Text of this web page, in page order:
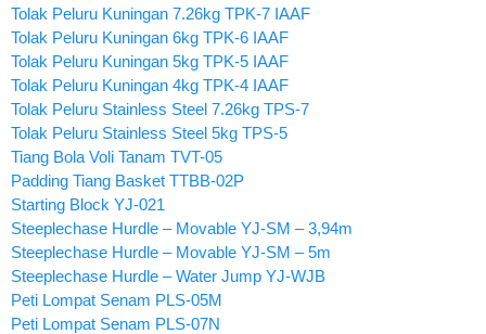
Tolak Peluru Kuningan 7.26kg TPK-7 IAAF
Tolak Peluru Kuningan 6kg TPK-6 IAAF
Tolak Peluru Kuningan 5kg TPK-5 IAAF
Tolak Peluru Kuningan 4kg TPK-4 IAAF
Tolak Peluru Stainless Steel 7.26kg TPS-7
Tolak Peluru Stainless Steel 5kg TPS-5
Tiang Bola Voli Tanam TVT-05
Padding Tiang Basket TTBB-02P
Starting Block YJ-021
Steeplechase Hurdle – Movable YJ-SM – 3,94m
Steeplechase Hurdle – Movable YJ-SM – 5m
Steeplechase Hurdle – Water Jump YJ-WJB
Peti Lompat Senam PLS-05M
Peti Lompat Senam PLS-07N